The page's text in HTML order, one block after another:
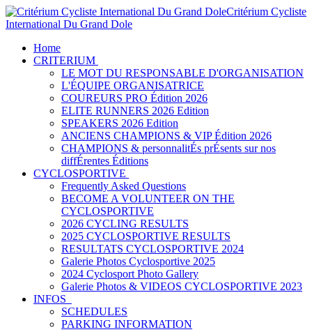
Critérium Cycliste
International Du Grand Dole
Home
CRITERIUM
LE MOT DU RESPONSABLE D'ORGANISATION
L'ÉQUIPE ORGANISATRICE
COUREURS PRO Édition 2026
ELITE RUNNERS 2026 Edition
SPEAKERS 2026 Edition
ANCIENS CHAMPIONS & VIP Édition 2026
CHAMPIONS & personnalitÉs prÉsents sur nos
diffÉrentes Éditions
CYCLOSPORTIVE
Frequently Asked Questions
BECOME A VOLUNTEER ON THE
CYCLOSPORTIVE
2026 CYCLING RESULTS
2025 CYCLOSPORTIVE RESULTS
RESULTATS CYCLOSPORTIVE 2024
Galerie Photos Cyclosportive 2025
2024 Cyclosport Photo Gallery
Galerie Photos & VIDEOS CYCLOSPORTIVE 2023
INFOS
SCHEDULES
PARKING INFORMATION